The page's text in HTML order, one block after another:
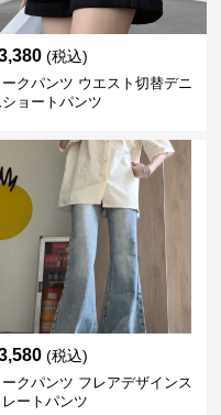
(税込)
ークパンツ ウエスト切替デニ
ョートパンツ
(税込)
ークパンツ フレアデザインス
レートパンツ